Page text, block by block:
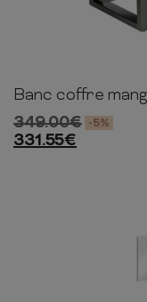
47cm
Banc coffre
349.00€ -5%
331.55€